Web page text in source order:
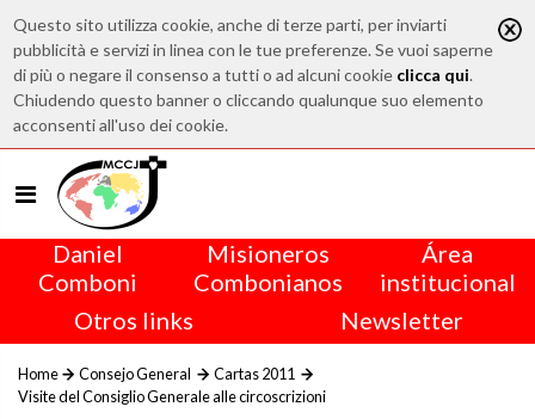
Questo sito utilizza cookie, anche di terze parti, per inviarti
pubblicità e servizi in linea con le tue preferenze. Se vuoi saperne
di più o negare il consenso a tutti o ad alcuni cookie clicca qui.
Chiudendo questo banner o cliccando qualunque suo elemento
acconsenti all'uso dei cookie.
Daniel
Comboni
Misioneros
Combonianos
Área
institucional
Otros links
Newsletter
Home Consejo General
Cartas 2011
Visite del Consiglio Generale alle circoscrizioni